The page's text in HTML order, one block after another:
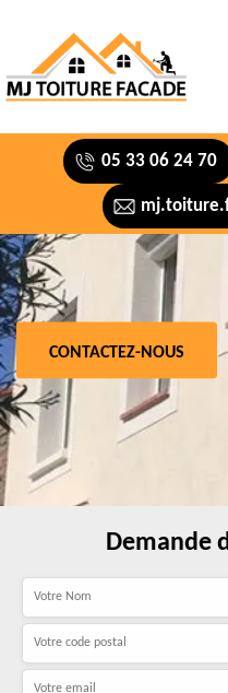
05 33 06 24 70
CONTACTEZ-NOUS
Demande